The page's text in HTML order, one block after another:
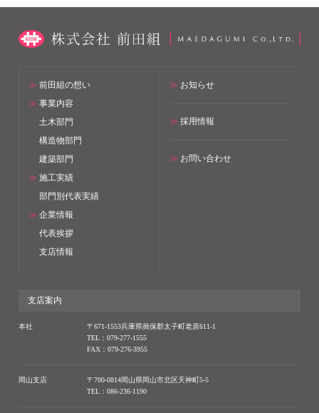
≫ 前田組の想い
≫ 事業内容
土木部門
構造物部門
建築部門
≫ 施工実績
部門別代表実績
≫ 企業情報
代表挨拶
支店情報
≫ お知らせ
≫ 採用情報
≫ お問い合わせ
支店案内
本社
〒671-1553兵庫県揖保郡太子町老原611-1
TEL：079-277-1555
FAX：079-276-3955
岡山支店
〒700-0814岡山県岡山市北区天神町5-5
TEL：086-236-1190